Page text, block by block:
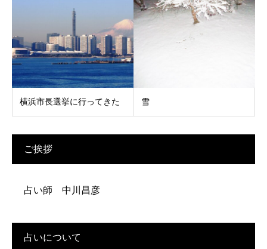
横浜市長選挙に行ってきた 雪
ご挨拶
占い師 中川昌彦
占いについて